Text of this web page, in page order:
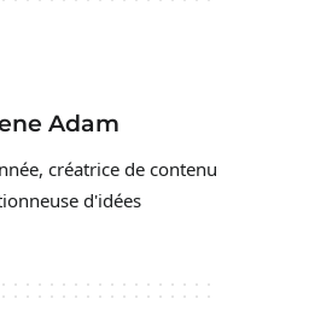
Adam
créatrice de contenu
d'idées